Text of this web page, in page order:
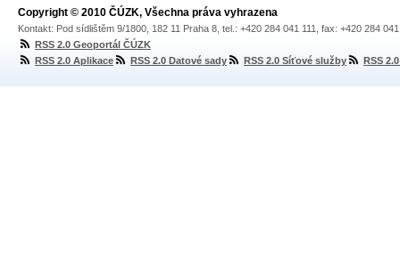
Copyright © 2010 ČÚZK, Všechna práva vyhrazena
Kontakt: Pod sídlištěm 9/1800, 182 11 Praha 8, tel.: +420 284 041 111, fax: +420 284
RSS 2.0 Geoportál ČÚZK
RSS 2.0 Aplikace
RSS 2.0 Datové sady RSS 2.0 Síťové služby RSS